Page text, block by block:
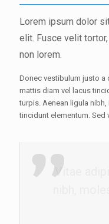
Lorem ipsum dolor
elit. Fusce velit
non lorem.
Donec vestibulum justo a
mattis diam vel lacus
turpis. Aenean ligula
tincidunt elementum. Sed
Vitae